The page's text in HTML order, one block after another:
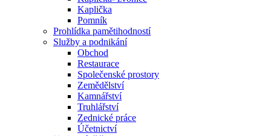
Kaplička
Pomník
Prohlídka pamětihodností
Služby a podnikání
Obchod
Restaurace
Společenské prostory
Zemědělství
Kamnářství
Truhlářství
Zednické práce
Účetnictví